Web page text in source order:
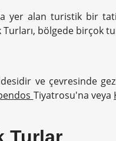
yer alan turistik bir
bölgede birçok
ve çevresinde
Tiyatrosu'na veya